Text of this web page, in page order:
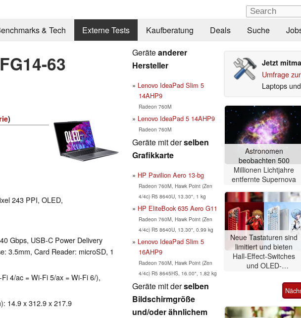
& Tech Externe Tests Kaufberatung Deals Suche
63
)
243 PPI, OLED,
Gbps, USB-C Power Delivery
3.5mm, Card Reader: microSD, 1
4/ac = Wi-Fi 5/ax = Wi-Fi 6/),
14.9 x 312.9 x 217.9
Geräteanderer
Hersteller
Lenovo IdeaPad Slim 5
14AHP9
Radeon 760M
Lenovo IdeaPad 5 14AHP9
Radeon 760M
Geräte mit derselben
Grafikkarte
HP Pavilion Aero 13-bg
Radeon 760M, Hawk Point (Zen
4/4c) R5 8640U, 13.30", 1 kg
HP EliteBook 635 Aero G11
Radeon 760M, Hawk Point (Zen
4/4c) R5 8640U, 13.30", 0.99 kg
Lenovo IdeaPad Slim 5
16AHP9
Radeon 760M, Hawk Point (Zen
4/4c) R5 8645HS, 16.00", 1.82 kg
Geräte mit derselben
Bildschirmgröße
und/oder ähnlichem
Jetzt
Umfrage
Laptops
Astronomen
beobachten 500
Millionen Lichtjahre
entfernte Supernova
Neue Tastaturen sind
limitiert und bieten
Hall-Effect-Switches
und OLED-